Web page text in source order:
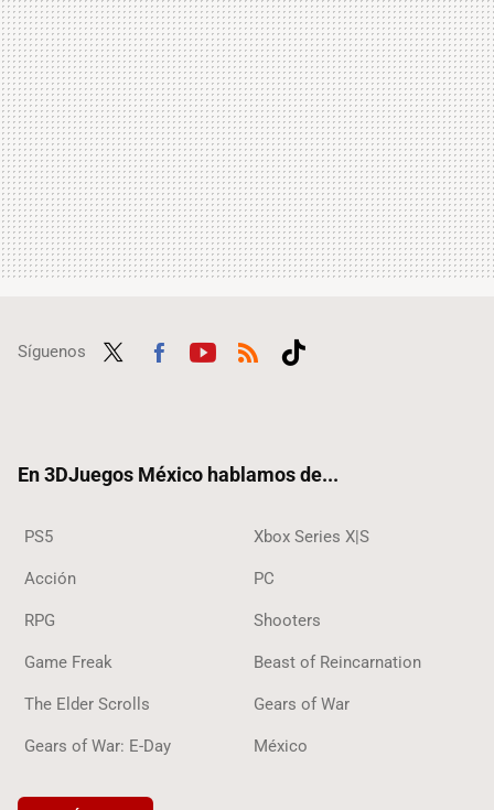
Síguenos
En 3DJuegos México hablamos de...
PS5 Xbox Series X|S
Acción PC
RPG Shooters
Game Freak Beast of Reincarnation
The Elder Scrolls Gears of War
Gears of War: E-Day México